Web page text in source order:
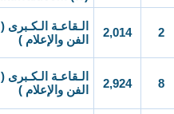
2
2,014
الـقاعـة الـكـبرى (
الفن والإعلام )
8
2,924
الـقاعـة الـكـبرى (
الفن والإعلام )